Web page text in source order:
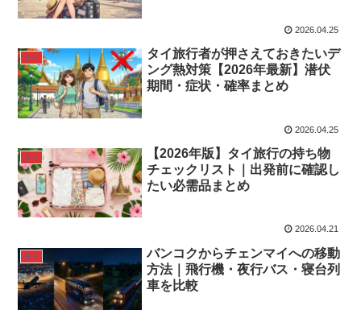
2026.04.25
タイ
タイ旅行者が押さえておきたいデ
ング熱対策【2026年最新】潜伏
期間・症状・確率まとめ
2026.04.25
タイ
【2026年版】タイ旅行の持ち物
チェックリスト｜出発前に確認し
たい必需品まとめ
2026.04.21
タイ
バンコクからチェンマイへの移動
方法｜飛行機・夜行バス・寝台列
車を比較